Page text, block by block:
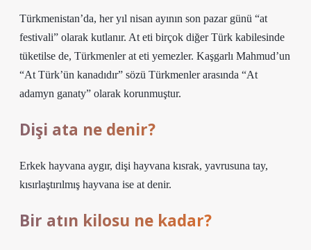
Türkmenistan’da, her yıl nisan ayının son pazar günü “at
festivali” olarak kutlanır. At eti birçok diğer Türk kabilesinde
tüketilse de, Türkmenler at eti yemezler. Kaşgarlı Mahmud’un
“At Türk’ün kanadıdır” sözü Türkmenler arasında “At
adamyn ganaty” olarak korunmuştur.
Dişi ata ne denir?
Erkek hayvana aygır, dişi hayvana kısrak, yavrusuna tay,
kısırlaştırılmış hayvana ise at denir.
Bir atın kilosu ne kadar?